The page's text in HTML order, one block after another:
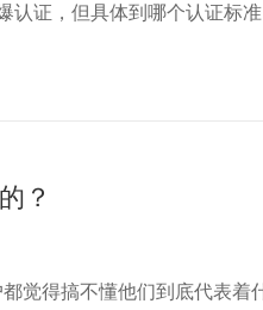
证，但具体到哪个认证标
？